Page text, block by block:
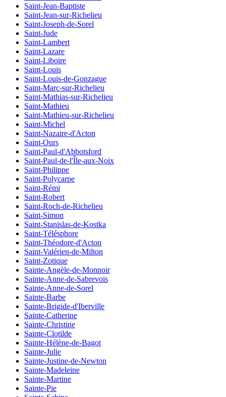
Saint-Jean-Baptiste
Saint-Jean-sur-Richelieu
Saint-Joseph-de-Sorel
Saint-Jude
Saint-Lambert
Saint-Lazare
Saint-Liboire
Saint-Louis
Saint-Louis-de-Gonzague
Saint-Marc-sur-Richelieu
Saint-Mathias-sur-Richelieu
Saint-Mathieu
Saint-Mathieu-sur-Richelieu
Saint-Michel
Saint-Nazaire-d'Acton
Saint-Ours
Saint-Paul-d'Abbotsford
Saint-Paul-de-l'Île-aux-Noix
Saint-Philippe
Saint-Polycarpe
Saint-Rémi
Saint-Robert
Saint-Roch-de-Richelieu
Saint-Simon
Saint-Stanislas-de-Kostka
Saint-Télésphore
Saint-Théodore-d'Acton
Saint-Valérien-de-Milton
Saint-Zotique
Sainte-Angèle-de-Monnoir
Sainte-Anne-de-Sabrevois
Sainte-Anne-de-Sorel
Sainte-Barbe
Sainte-Brigide-d'Iberville
Sainte-Catherine
Sainte-Christine
Sainte-Clotilde
Sainte-Hélène-de-Bagot
Sainte-Julie
Sainte-Justine-de-Newton
Sainte-Madeleine
Sainte-Martine
Sainte-Pie